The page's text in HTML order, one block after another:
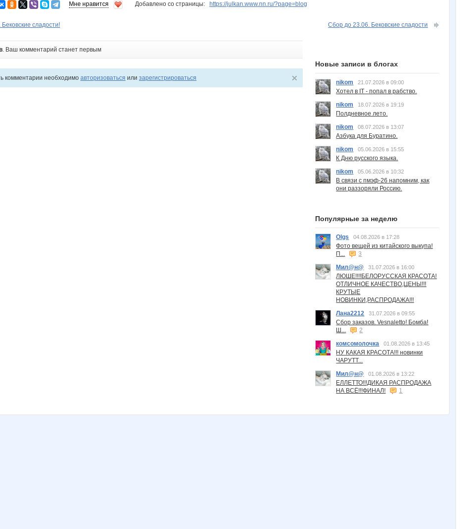
Мне нравится Добавлено со страницы: https://julkan.www.nn.ru/?page=blog
сладости! Сбор до 23.06. Бековские сладости
. Ваш комментарий станет первым
комментарии необходимо авторизоваться или зарегистрироваться
Новые записи в блогах
nikom 21.07.2026 в 09:00
Хотел в IT - попал в рабство.
nikom
18.07.2026 в 19:19
Полдневное лето.
nikom
08.07.2026 в 13:07
Азбука для Буратино.
nikom
05.06.2026 в 15:55
К Дню русского языка.
nikom
05.06.2026 в 10:32
В связи с пмэф-26 напомним, как
они раззоряли Россию.
Популярные за неделю
Olgs 04.08.2026 в 17:28
Фото вещей из китайского выкупа!
П...
3
Мил@н@
31.07.2026 в 16:00
ЛЮШЕ!!!!БЕЛОРУССКАЯ КРАСОТА!
ОТЛИЧНОЕ КАЧЕСТВО,ЦЕНЫ!!!
КРУТЫЕ
НОВИНКИ,РАСПРОДАЖА!!!
Лана2212
31.07.2026 в 09:55
Сбор заказов. Vesnaletto! Бомба!
Ш...
2
комсомолочка
01.08.2026 в 13:45
НУ КАКАЯ КРАСОТА!!! новинки
ЧАРУТТ...
Мил@н@
01.08.2026 в 13:22
ЕЛЛЕТТО!!!ДИКАЯ РАСПРОДАЖА
НА ВСЁ!!!ФИНАЛ!
1